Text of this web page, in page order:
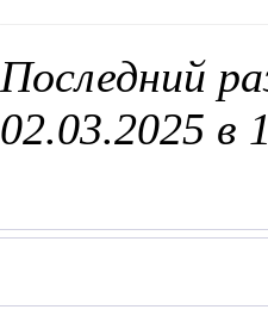
Последний
02.03.2025 в